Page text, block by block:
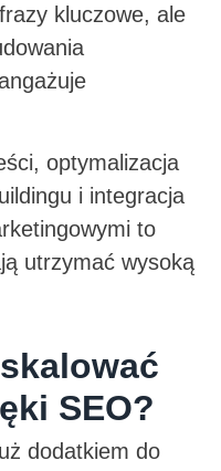
kluczowe, ale
optymalizacja
i integracja
to
utrzymać wysoką
SEO?
dodatkiem do